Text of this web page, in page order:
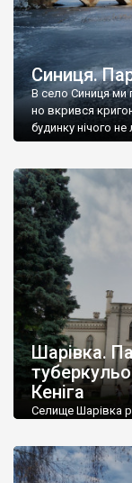
Синиця.
В село Синиця ми
но вкрився
будинку нічого
Шарівка.
Кеніга
Селище Шарівка
селищної ради.